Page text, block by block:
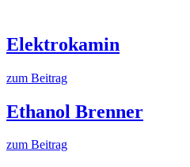
Elektrokamin
zum Beitrag
Ethanol Brenner
zum Beitrag